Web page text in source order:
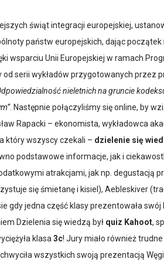
świąt integracji europejskiej,
państw europejskich, dając
wsparciu Unii Europejskiej w ramach
serii wykładów przygotowanych przez
nieletnich na gruncie
. Następnie połączyliśmy się online, by
Rapacki – ekonomista, wykładowca
który wszyscy czekali – dzielenie się
podstawowe informacje, jak i
atrakcjami, jak np. degustacją
się śmietanę i kisiel), Aebleskiver
jedna część klasy prezentowała
Dzielenia się wiedzą był quiz Kahoot,
klasa 3c! Jury miało również
wszystkich swoją prezentacją